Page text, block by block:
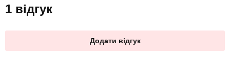
1 відгук
Додати відгук